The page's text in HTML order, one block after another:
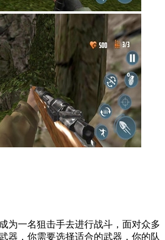
为一名狙击手去进行战斗，面对众多
器，你需要选择适合的武器，你的队